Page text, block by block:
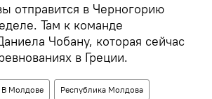
отправится в Черногорию
Там к команде
Чобану, которая сейчас
в Греции.
В Молдове Республика Молдова